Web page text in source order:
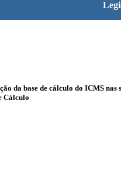
da base de cálculo do ICMS nas
Cálculo